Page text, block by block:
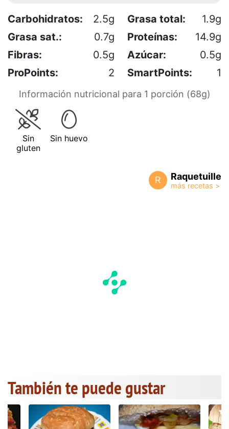
Carbohidratos: 2.5g Grasa total:
1.9g
Grasa sat.:
0.7g Proteínas:
14.9g
Fibras:
0.5g Azúcar:
0.5g
ProPoints:
2 SmartPoints: 1
Información nutricional para 1 porción (68g)
Sin
gluten
Sin huevo
R Raquetuille
También te puede gustar